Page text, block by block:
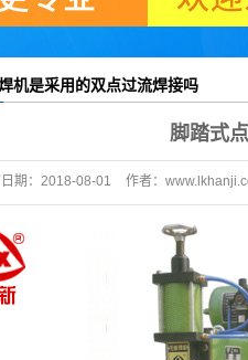
脚踏式点焊机
机是采用的双点过流焊接吗
脚踏式
期： 2018-08-01 作者：